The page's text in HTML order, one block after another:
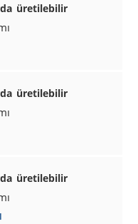
üretilebilir
üretilebilir
üretilebilir